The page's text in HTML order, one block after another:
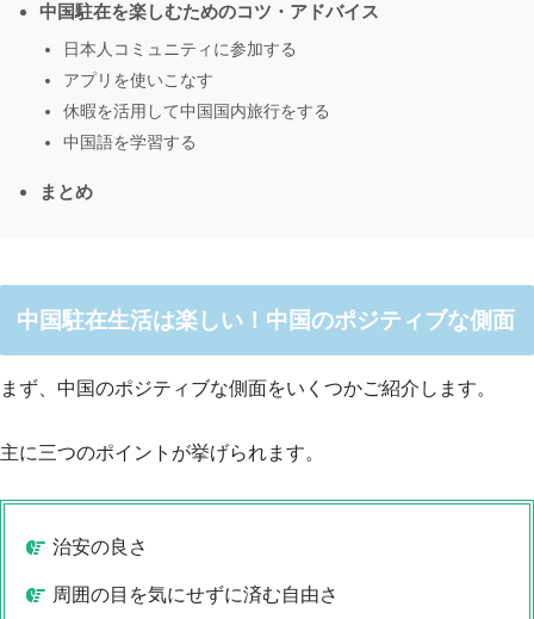
中国駐在を楽しむためのコツ・アドバイス
日本人コミュニティに参加する
アプリを使いこなす
休暇を活用して中国国内旅行をする
中国語を学習する
まとめ
中国駐在生活は楽しい！中国のポジティブな側面
まず、中国のポジティブな側面をいくつかご紹介します。
主に三つのポイントが挙げられます。
治安の良さ
周囲の目を気にせずに済む自由さ